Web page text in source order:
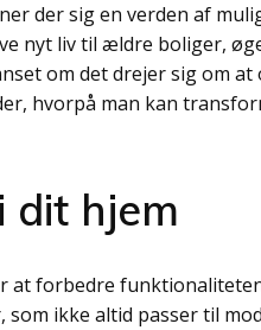
der sig en verden af
nyt liv til ældre boliger,
om det drejer sig om at
hvorpå man kan
dit hjem
at forbedre
ikke altid passer til